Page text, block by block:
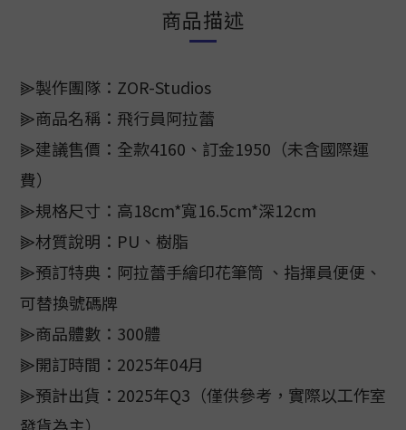
商品描述
⫸製作團隊：ZOR-Studios
⫸商品名稱：飛行員阿拉蕾
⫸建議售價：全款4160、訂金1950（未含國際運
費）
⫸規格尺寸：高18cm*寬16.5cm*深12cm
⫸材質說明：PU、樹脂
⫸預訂特典：阿拉蕾手繪印花筆筒 、指揮員便便、
可替換號碼牌
⫸商品體數：300體
⫸開訂時間：2025年04月
⫸預計出貨：2025年Q3（僅供參考，實際以工作室